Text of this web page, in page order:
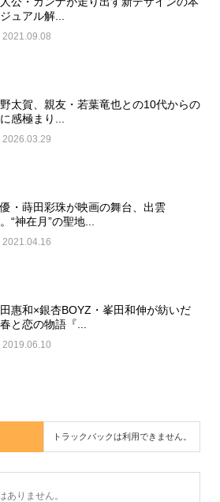
ュアル解...
2021.09.08
太賀、親友・若葉竜也との10代からの
感極まり...
2026.03.29
・蒔田彩珠が映画の舞台、出雲
“神在月”の聖地...
2021.04.16
惠和×銀杏BOYZ・峯田和伸が紡いだ
と恋の物語『...
2019.06.10
トラックバックは利用できません。
ありません。